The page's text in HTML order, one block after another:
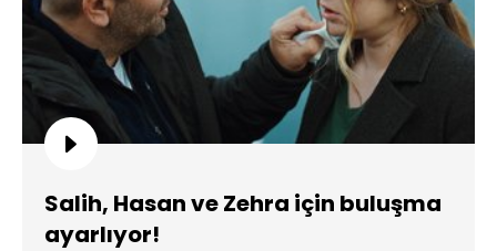
Salih, Hasan ve Zehra için buluşma
ayarlıyor!